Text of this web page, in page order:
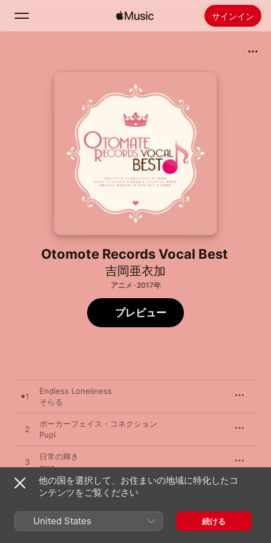
サインイン
新着おすすめ
Apple Musicをインストール
Otomote Records Vocal Best
吉岡亜衣加
アニメ · 2017年
プレビュー
1
Endless Loneliness
そらる
2
ポーカーフェイス・コネクション
Pupi
3
日常の輝き
mao
Promised
SHOJI from パレードパレード
薫り語り
吉岡亜衣加
他の国を選択して、お住まいの地域に特化したコ
ンテンツをご覧ください
United States 続ける